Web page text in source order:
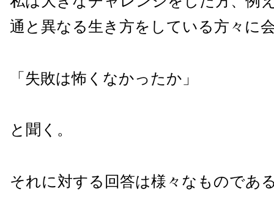
通と異なる生き方をしている方々に
「失敗は怖くなかったか」
と聞く。
それに対する回答は様々なものであ